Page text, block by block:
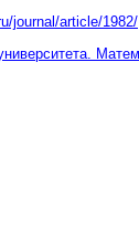
journal/article/1982/